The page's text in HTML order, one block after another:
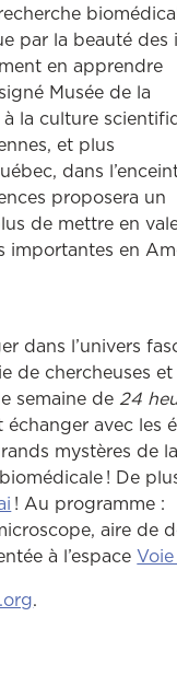
par la beauté des
en apprendre
Musée de la
la culture
et plus
dans
proposera un
de mettre en
importantes en
dans l’univers
de chercheuses
semaine de 24
avec les
mystères de la
! De
Ce lien ouvrira
! Au programme :
aire de
à l’espace
.